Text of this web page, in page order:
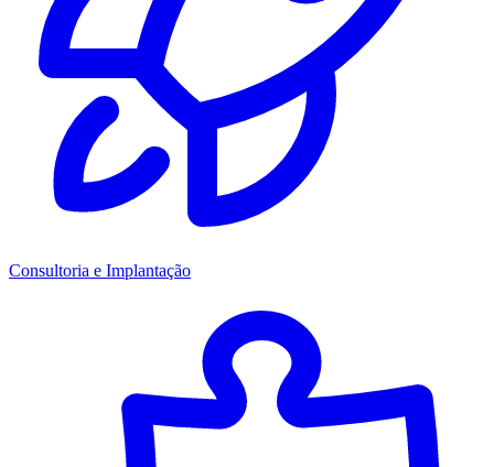
Consultoria e Implantação